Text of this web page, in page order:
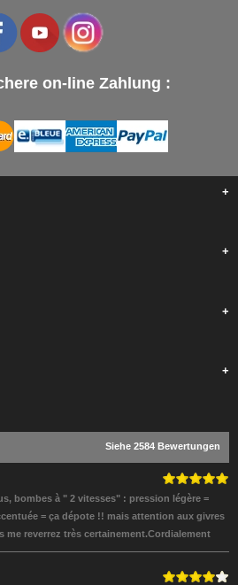
on-line Zahlung :
+
+
+
+
Siehe 2584 Bewertungen
bombes à " 2 vitesses" : pression légère =
= ça dépote !! mais attention aux givres
me reverrez très certainement.Cordialement